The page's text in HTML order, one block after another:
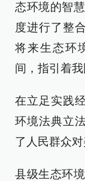
态环境的智
度进行了整
将来生态环
间，指引着
在立足实践
环境法典立
了人民群众对
县级生态环